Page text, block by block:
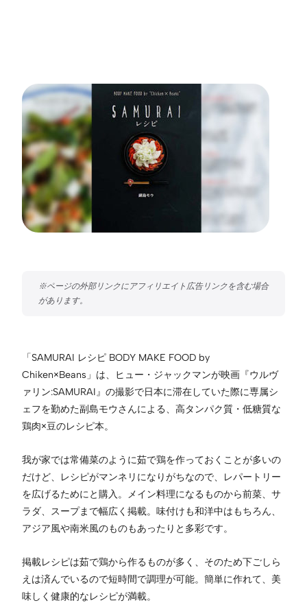
「SAMURAI レシピ BODY MAKE FOOD by
Chiken×Beans」は、ヒュー・ジャックマンが映画『ウルヴ
ァリン:SAMURAI』の撮影で日本に滞在していた際に専属シ
ェフを勤めた副島モウさんによる、高タンパク質・低糖質な
鶏肉×豆のレシピ本。
我が家では常備菜のように茹で鶏を作っておくことが多いの
だけど、レシピがマンネリになりがちなので、レパートリー
を広げるためにと購入。メイン料理になるものから前菜、サ
ラダ、スープまで幅広く掲載。味付けも和洋中はもちろん、
アジア風や南米風のものもあったりと多彩です。
掲載レシピは茹で鶏から作るものが多く、そのため下ごしら
えは済んでいるので短時間で調理が可能。簡単に作れて、美
味しく健康的なレシピが満載。